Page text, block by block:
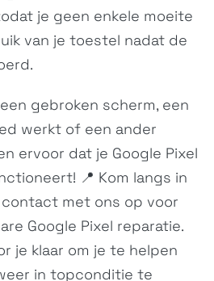
Poco F8 Ultra
25102PCBEG
je geen enkele moeite
van je toestel nadat de
gebroken scherm, een
werkt of een ander
ervoor dat je Google Pixel
📍 Kom langs in
contactmet ons op voor
Google Pixel reparatie.
je klaar om je te helpen
in topconditie te